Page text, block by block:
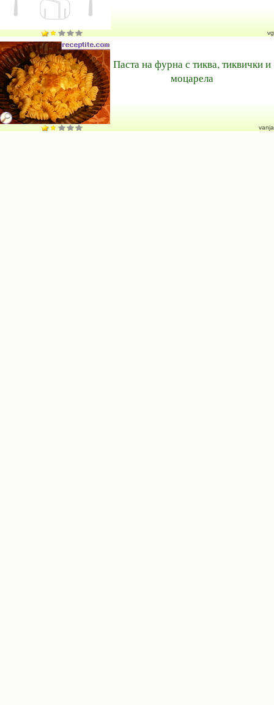
vg
Паста на фурна с тиква, тиквички и
моцарела
vanja